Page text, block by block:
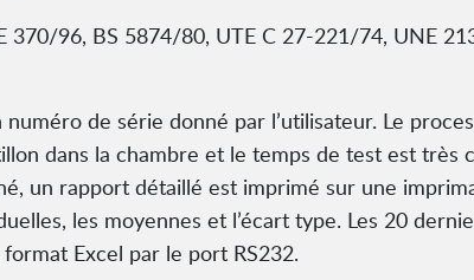
96, BS 5874/80, UTE C 27-221/74, UNE
de série donné par l’utilisateur. Le
dans la chambre et le temps de test est très
un rapport détaillé est imprimé sur une
les moyennes et l’écart type. Les 20
Excel par le port RS232.